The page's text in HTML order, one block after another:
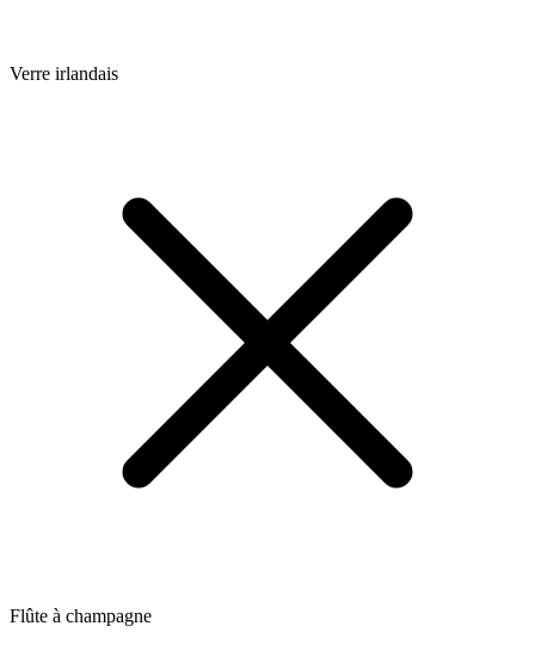
Verre irlandais
Flûte à champagne